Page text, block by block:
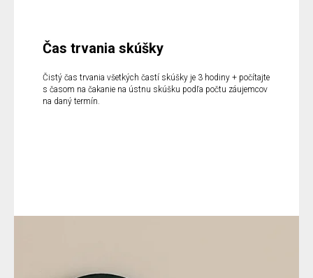
Čas trvania skúšky
Čistý čas trvania všetkých častí skúšky je 3 hodiny + počítajte
s časom na čakanie na ústnu skúšku podľa počtu záujemcov
na daný termín.